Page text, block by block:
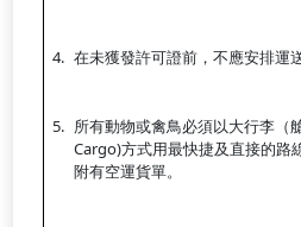
在未獲發許可證前，不應安排運
所有動物或禽鳥必須以大行李（
Cargo)方式用最快捷及直接的路
附有空運貨單。